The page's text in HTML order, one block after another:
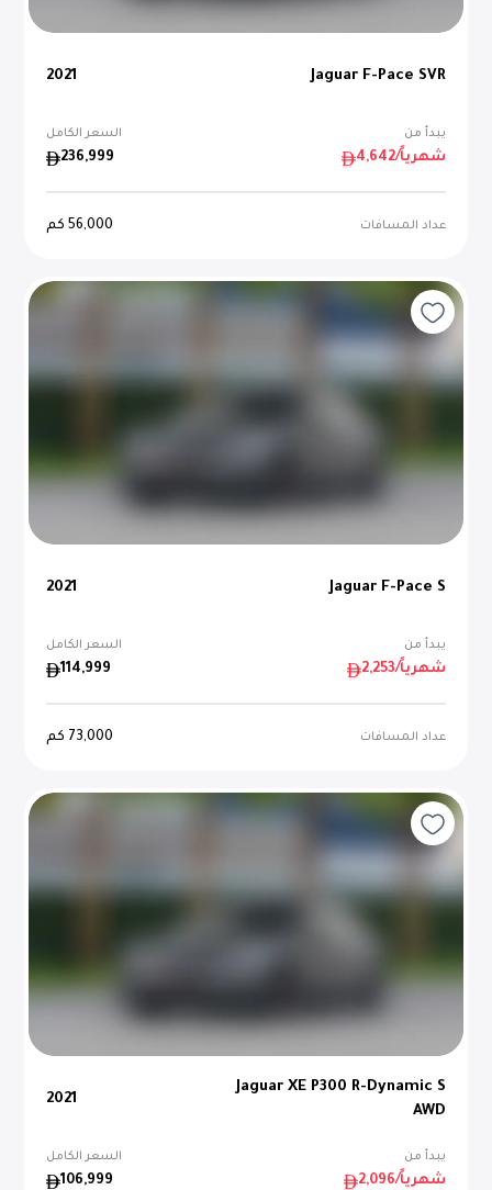
Jaguar F-Pace SVR
2021
يبدأ من السعر الكامل
4,642 /شهرياً 236,999
عداد المسافات 56,000 كم
Jaguar F-Pace S
2021
يبدأ من السعر الكامل
2,253 /شهرياً 114,999
عداد المسافات 73,000 كم
Jaguar XE P300 R-Dynamic S
AWD
2021
يبدأ من السعر الكامل
2,096 /شهرياً 106,999